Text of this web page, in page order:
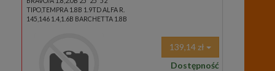
TIPO,TEMPRA 1.8B 1.9TD ALFA R.
145,146 1.4,1.6B BARCHETTA 1.8B
139,14 zł
Dostępność